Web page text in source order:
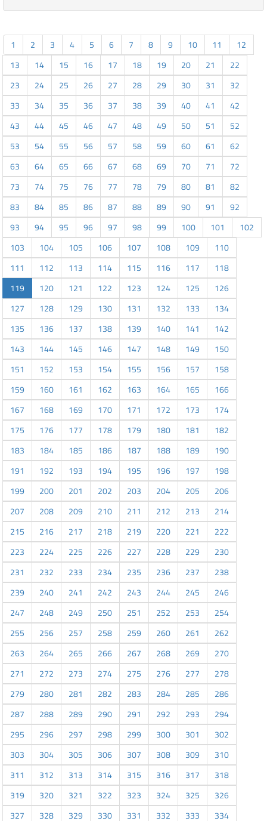
1 2 3 4 5 6 7 8 9 10 11
12
13
14 15 16 17 18 19 20 21
22
23
24 25 26 27 28 29 30 31
32
33
34 35 36 37 38 39 40 41
42
43
44 45 46 47 48 49 50 51
52
53
54 55 56 57 58 59 60 61
62
63
64 65 66 67 68 69 70 71
72
73
74 75 76 77 78 79 80 81
82
83
84 85 86 87 88 89 90 91
92
93
94 95 96 97 98 99 100 101
102
103
104 105 106 107 108 109
110
111
112 113 114 115 116 117
118
119
120 121 122 123 124 125
126
127
128 129 130 131 132 133
134
135
136 137 138 139 140 141
142
143
144 145 146 147 148 149
150
151
152 153 154 155 156 157
158
159
160 161 162 163 164 165
166
167
168 169 170 171 172 173
174
175
176 177 178 179 180 181
182
183
184 185 186 187 188 189
190
191
192 193 194 195 196 197
198
199
200 201 202 203 204 205
206
207
208 209 210 211 212 213
214
215
216 217 218 219 220 221
222
223
224 225 226 227 228 229
230
231
232 233 234 235 236 237
238
239
240 241 242 243 244 245
246
247
248 249 250 251 252 253
254
255
256 257 258 259 260 261
262
263
264 265 266 267 268 269
270
271
272 273 274 275 276 277
278
279
280 281 282 283 284 285
286
287
288 289 290 291 292 293
294
295
296 297 298 299 300 301
302
303
304 305 306 307 308 309
310
311
312 313 314 315 316 317
318
319
320 321 322 323 324 325
326
327
328 329 330 331 332 333 334